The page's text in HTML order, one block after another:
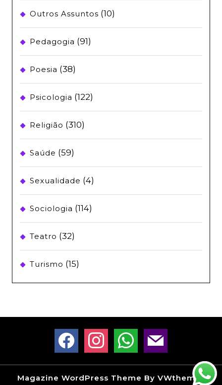
Outros Assuntos (10)
Pedagogia (91)
Poesia (38)
Psicologia (122)
Religião (310)
Saúde (59)
Sexualidade (4)
Sociologia (114)
Teatro (32)
Turismo (15)
facebookinstagramwhatsappmail
Magazine WordPress Theme By VWthemes